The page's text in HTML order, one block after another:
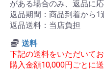
がある場合のみ、返品に応
返品期間：商品到着から1
返品送料：当店負担
送料
下記の送料をいただいてお
購入金額10,000円ごとに